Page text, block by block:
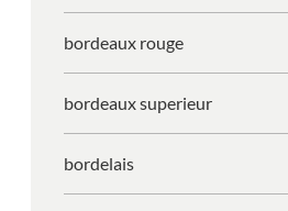
bordeaux rouge
bordeaux superieur
bordelais